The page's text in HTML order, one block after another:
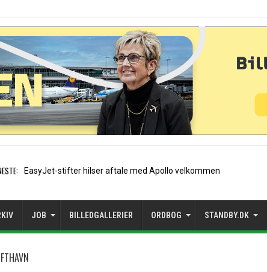
Air France etablerer A320-sæsonrute i
JOB BILLEDGALLERIER ORDBOG STANDBY.DK